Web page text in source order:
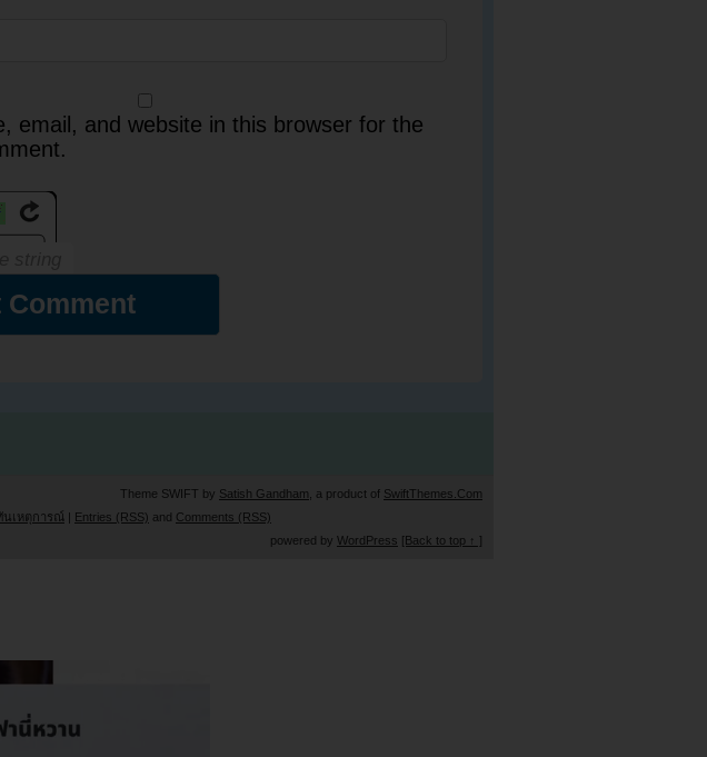
email, and website in this browser for the
Theme SWIFT by Satish Gandham , a product of SwiftThemes.Com
นเหตุการณ์ | Entries (RSS) and Comments (RSS)
powered by WordPress [Back to top ↑ ]